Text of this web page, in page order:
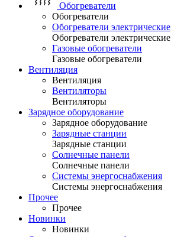
Обогреватели
Обогреватели
Обогреватели электрические
Обогреватели электрические
Газовые обогреватели
Газовые обогреватели
Вентиляция
Вентиляция
Вентиляторы
Вентиляторы
Зарядное оборудование
Зарядное оборудование
Зарядные станции
Зарядные станции
Солнечные панели
Солнечные панели
Системы энергоснабжения
Системы энергоснабжения
Прочее
Прочее
Новинки
Новинки